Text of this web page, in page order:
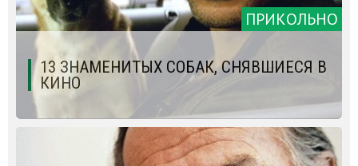
ПРИКОЛЬНО
13 ЗНАМЕНИТЫХ СОБАК, СНЯВШИЕСЯ В
КИНО